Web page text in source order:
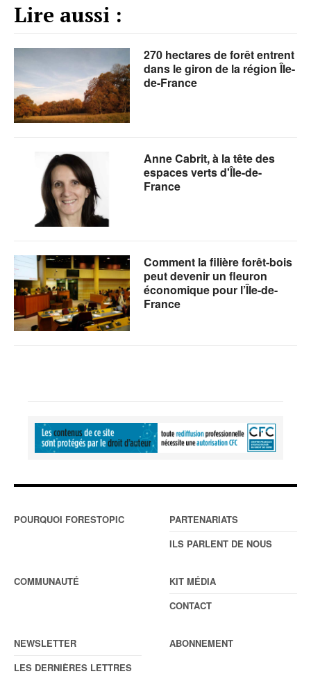
Lire aussi :
270 hectares de forêt entrent
dans le giron de la région Île-
de-France
Anne Cabrit, à la tête des
espaces verts d'Île-de-
France
Comment la filière forêt-bois
peut devenir un fleuron
économique pour l’Île-de-
France
POURQUOI FORESTOPIC
PARTENARIATS
ILS PARLENT DE NOUS
COMMUNAUTÉ
KIT MÉDIA
CONTACT
NEWSLETTER
LES DERNIÈRES LETTRES
ABONNEMENT